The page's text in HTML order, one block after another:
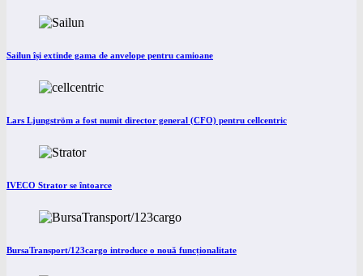
Sailun își extinde gama de anvelope pentru camioane
Lars Ljungström a fost numit director general (CFO) pentru cellcentric
IVECO Strator se întoarce
BursaTransport/123cargo introduce o nouă funcționalitate